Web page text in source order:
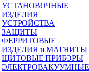
УСТАНОВОЧНЫЕ
ИЗДЕЛИЯ
УСТРОЙСТВА
ЗАЩИТЫ
ФЕРРИТОВЫЕ
ИЗДЕЛИЯ и МАГНИТЫ
ЩИТОВЫЕ ПРИБОРЫ
ЭЛЕКТРОВАКУУМНЫЕ